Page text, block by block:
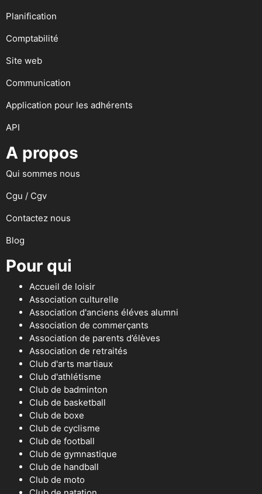
Planification
Comptabilité
Site web
Communication
Application pour les adhérents
API
A propos
Qui sommes nous
Cgu / Cgv
Contactez nous
Blog
Pour qui
Accueil de loisir
Association culturelle
Association d'anciens éléves alumni
Association de commerçants
Association de parents d’élèves
Association de retraités
Club d'arts martiaux
Club d'athlétisme
Club de badminton
Club de basketball
Club de boxe
Club de cyclisme
Club de football
Club de gymnastique
Club de handball
Club de moto